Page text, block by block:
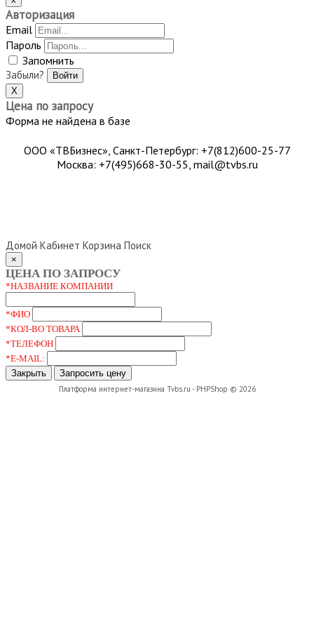
Авторизация
Email
Пароль
Запомнить
Забыли?
Войти
X
Цена по запросу
Форма не найдена в базе
ООО «ТВБизнес», Санкт-Петербург: +7(812)600-25-77
Москва: +7(495)668-30-55, mail@tvbs.ru
Домой Кабинет Корзина Поиск
×
ЦЕНА ПО ЗАПРОСУ
*НАЗВАНИЕ КОМПАНИИ
*ФИО
*КОЛ-ВО ТОВАРА
*ТЕЛЕФОН
*E-MAIL:
Закрыть
Запросить цену
Платформа интернет-магазина Tvbs.ru - PHPShop © 2026